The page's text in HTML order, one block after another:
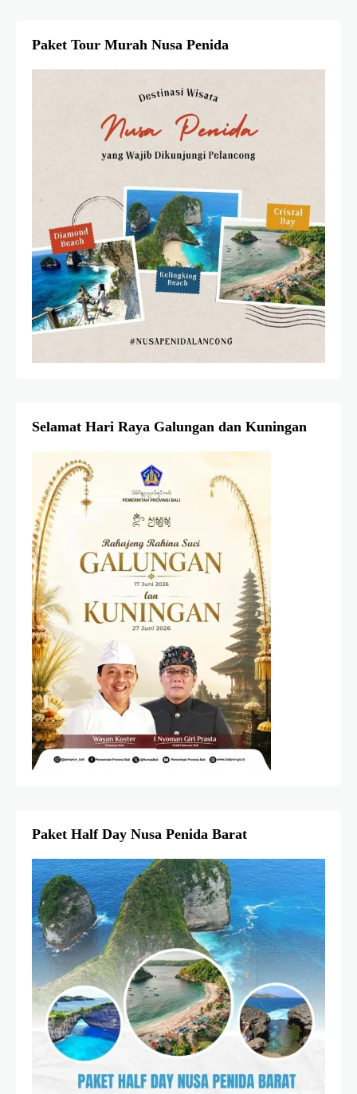
Paket Tour Murah Nusa Penida
Selamat Hari Raya Galungan dan Kuningan
Paket Half Day Nusa Penida Barat